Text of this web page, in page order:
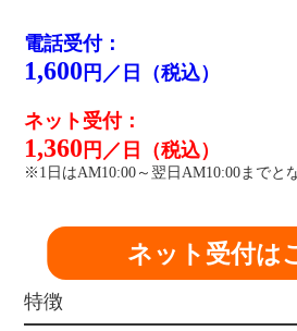
電話受付：
1,600 円／日（税込）
ネット受付：
1,360 円／日（税込）
※1日はAM10:00～翌日AM10:00までと
ネット受付は
特徴